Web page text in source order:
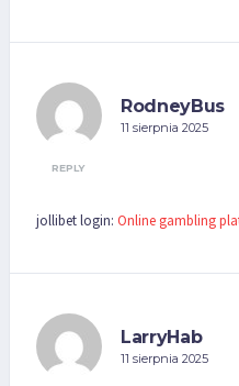
RodneyBus
11 sierpnia 2025
REPLY
jollibet login: Online gambling
LarryHab
11 sierpnia 2025